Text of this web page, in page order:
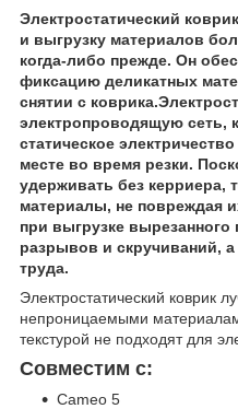
Электростатический
и выгрузку материалов
когда-либо прежде. Он
фиксацию деликатных
снятии с коврика.
электропроводящую сеть,
статическое
месте во время резки.
удерживать без керриера,
материалы, не повреждая
при выгрузке вырезанного
разрывов и скручиваний,
труда.
Электростатический коврик
непроницаемыми
текстурой не подходят для
Совместим с:
Cameo 5